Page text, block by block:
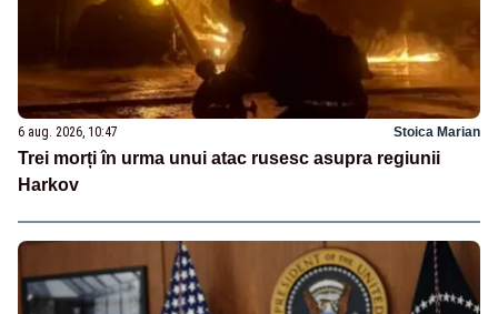
6 aug. 2026, 10:47 Stoica Marian
Trei morți în urma unui atac rusesc asupra regiunii
Harkov